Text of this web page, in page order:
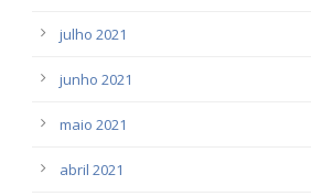
julho 2021
junho 2021
maio 2021
abril 2021